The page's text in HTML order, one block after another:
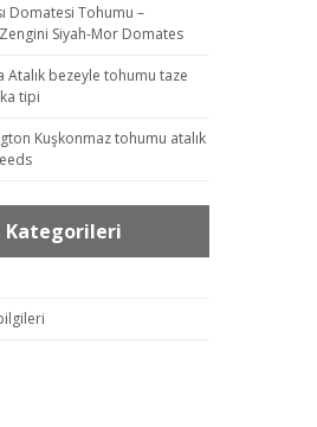
Domatesi Tohumu –
Siyah-Mor Domates
Atalık bezeyle tohumu taze
tipi
Kuşkonmaz tohumu atalık
Kategorileri